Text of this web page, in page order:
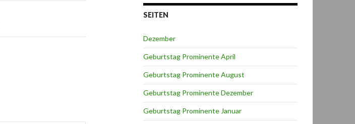
SEITEN
Dezember
Geburtstag Prominente April
Geburtstag Prominente August
Geburtstag Prominente Dezember
Geburtstag Prominente Januar